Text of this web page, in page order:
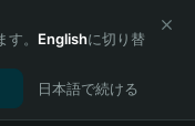
。 Englishに切り替
日本語で続ける